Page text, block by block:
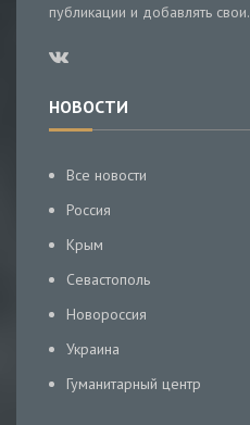
публикации и добавлять свои.
НОВОСТИ
Все новости
Россия
Крым
Севастополь
Новороссия
Украина
Гуманитарный центр